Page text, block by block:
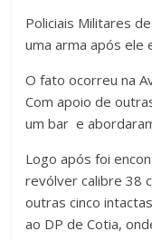
Policiais Militares
uma arma após ele
O fato ocorreu na
Com apoio de
um bar e
Logo após foi
revólver calibre 38
outras cinco
ao DP de Cotia,